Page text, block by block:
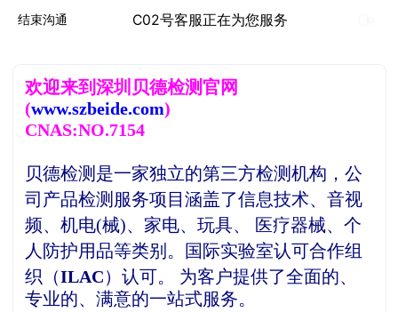
结束沟通 C02号客服正在为您服务
欢迎来到深圳贝德检测官网
(www.szbeide.com)
CNAS:NO.7154
贝德检测是一家独立的第三方检测机构，公
司产品检测服务项目涵盖了信息技术、音视
频、机电(械)、家电、玩具、 医疗器械、个
人防护用品等类别。
国际实验室认可合作组
织（ILAC）认可。
为客户提供了全面的、
专业的、满意的一站式服务。